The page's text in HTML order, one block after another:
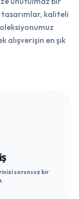
kaliteli
alışverişin en şık
sorunsuz bir